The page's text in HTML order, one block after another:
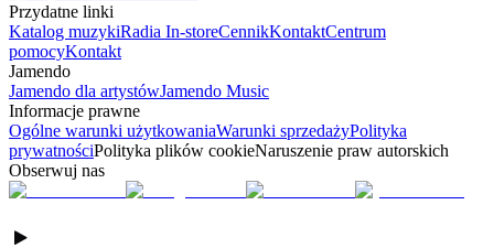
Przydatne linki
Katalog muzykiRadia In-storeCennikKontaktCentrum
pomocyKontakt
Jamendo
Jamendo dla artystówJamendo Music
Informacje prawne
Ogólne warunki użytkowaniaWarunki sprzedażyPolityka
prywatnościPolityka plików cookieNaruszenie praw autorskich
Obserwuj nas